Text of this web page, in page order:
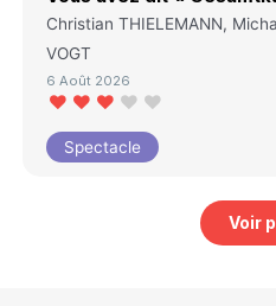
Christian THIELEMANN,
VOGT
6 Août 2026
Spectacle
Voir